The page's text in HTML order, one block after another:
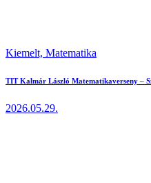
Kiemelt, Matematika
TIT Kalmár László Matematikaverseny –
2026.05.29.